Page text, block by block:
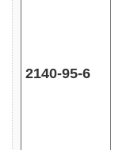
2140-95-6